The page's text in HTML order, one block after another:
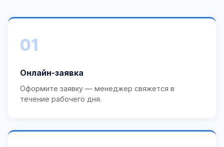
01
Онлайн-заявка
Оформите заявку — менеджер свяжется в
течение рабочего дня.